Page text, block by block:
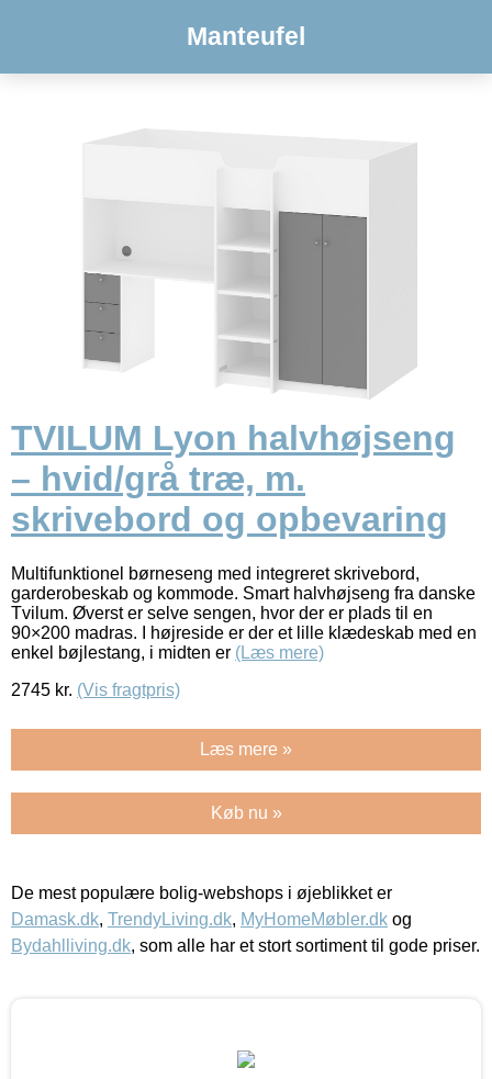
Manteufel
TVILUM Lyon halvhøjseng
– hvid/grå træ, m.
skrivebord og opbevaring
Multifunktionel børneseng med integreret skrivebord,
garderobeskab og kommode. Smart halvhøjseng fra danske
Tvilum. Øverst er selve sengen, hvor der er plads til en
90×200 madras. I højreside er der et lille klædeskab med en
enkel bøjlestang, i midten er (Læs mere)
2745 kr. (Vis fragtpris)
Læs mere »
Køb nu »
De mest populære bolig-webshops i øjeblikket er
Damask.dk, TrendyLiving.dk, MyHomeMøbler.dk og
Bydahlliving.dk, som alle har et stort sortiment til gode priser.